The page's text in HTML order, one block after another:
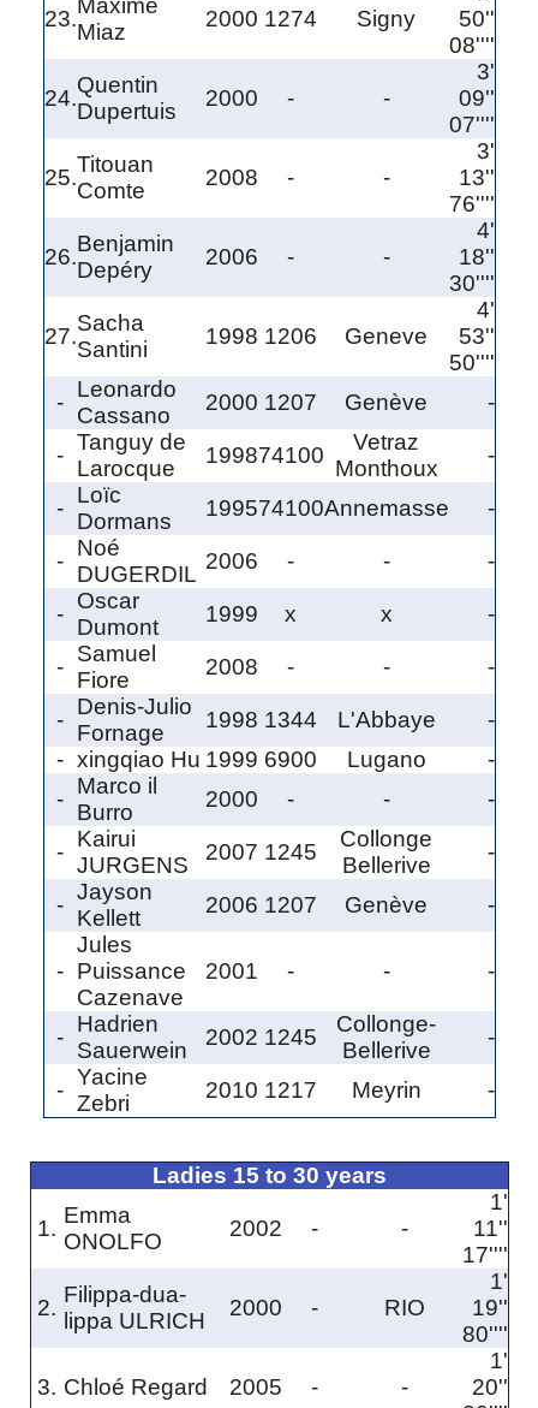
23.
Maxime
Miaz
2000 1274 Signy
50''
08''''
24.
Quentin
Dupertuis
2000 - -
3'
09''
07''''
25.
Titouan
Comte
2008 - -
3'
13''
76''''
26.
Benjamin
Depéry
2006 - -
4'
18''
30''''
27.
Sacha
Santini
1998 1206 Geneve
4'
53''
50''''
-
Leonardo
Cassano
2000 1207 Genève -
-
Tanguy de
Larocque
199874100
Vetraz
Monthoux
-
-
Loïc
Dormans
199574100Annemasse -
-
Noé
DUGERDIL
2006 - - -
-
Oscar
Dumont
1999 x x -
-
Samuel
Fiore
2008 - - -
-
Denis-Julio
Fornage
1998 1344 L'Abbaye
-
- xingqiao Hu 1999 6900 Lugano
-
-
Marco il
Burro
2000 - - -
-
Kairui
JURGENS
2007 1245
Collonge
Bellerive
-
-
Jayson
Kellett
2006 1207 Genève -
-
Jules
Puissance
Cazenave
2001 - - -
-
Hadrien
Sauerwein
2002 1245
Collonge-
Bellerive
-
-
Yacine
Zebri
2010 1217 Meyrin -
Ladies 15 to 30 years
1.
Emma
ONOLFO
2002 - -
1'
11''
17''''
2.
Filippa-dua-
lippa ULRICH
2000 - RIO
1'
19''
80''''
3. Chloé Regard 2005 - -
1'
20''